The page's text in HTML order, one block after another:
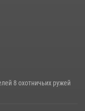
8 охотничьих ружей